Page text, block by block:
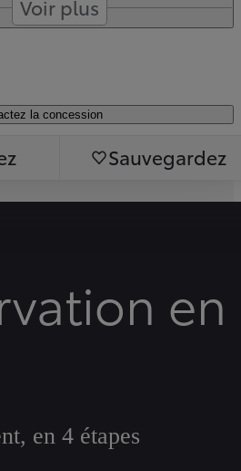
Voir plus
la concession
Sauvegardez
en
en 4 étapes